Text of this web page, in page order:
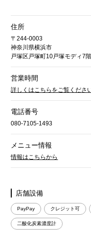
住所
〒244-0003
神奈川県横浜市
戸塚区戸塚町10戸塚モディ7階
営業時間
詳しくはこちらをご覧ください
電話番号
080-7105-1493
メニュー情報
情報はこちらから
店舗設備
PayPay クレジット可
二酸化炭素濃度計